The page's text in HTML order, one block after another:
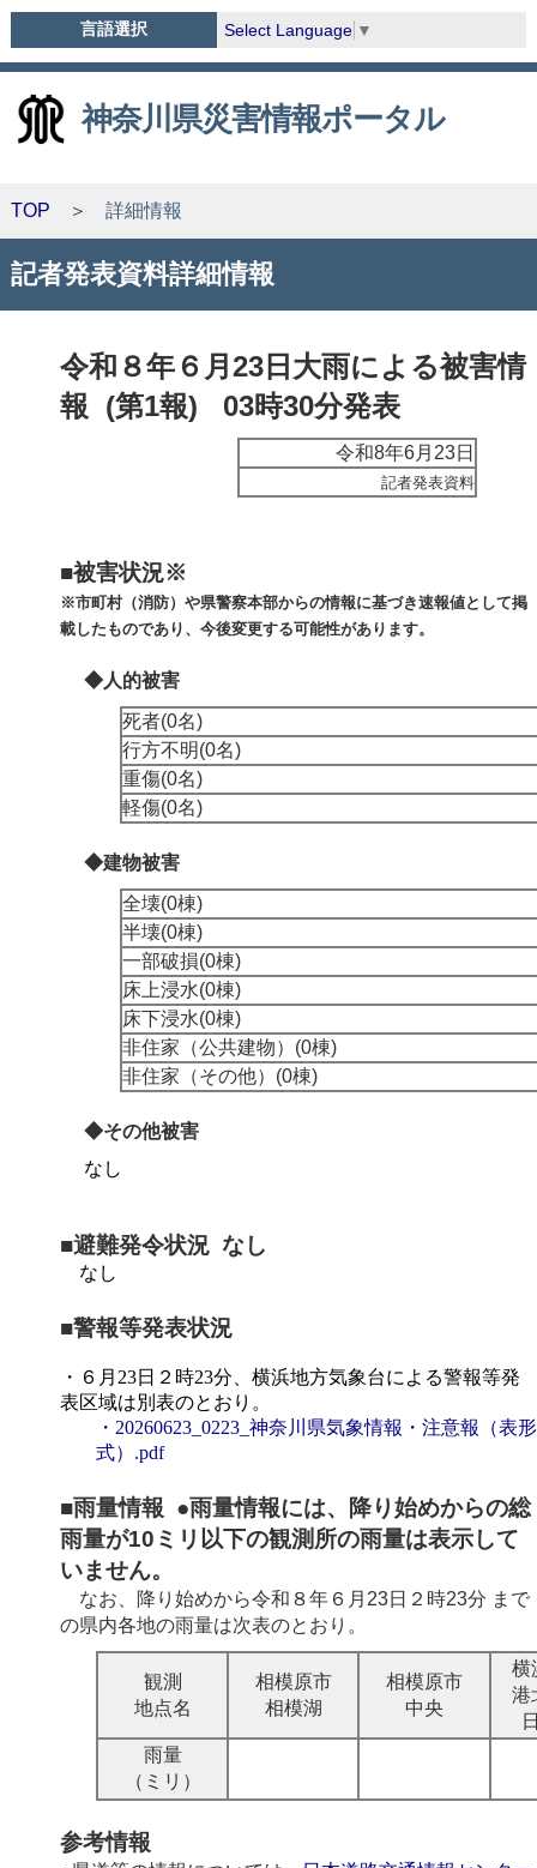
言語選択 Select Language ▼
神奈川県災害情報ポータル
TOP 詳細情報
記者発表資料詳細情報
令和８年６月23日大雨による被害情
報 (第1報) 03時30分発表
令和8年6月23日
記者発表資料
■被害状況※
※市町村（消防）や県警察本部からの情報に基づき速報値として掲
載したものであり、今後変更する可能性があります。
◆人的被害
死者(0名)
行方不明(0名)
重傷(0名)
軽傷(0名)
◆建物被害
全壊(0棟)
半壊(0棟)
一部破損(0棟)
床上浸水(0棟)
床下浸水(0棟)
非住家（公共建物）(0棟)
非住家（その他）(0棟)
◆その他被害
なし
■避難発令状況 なし
なし
■警報等発表状況
・６月23日２時23分、横浜地方気象台による警報等発
表区域は別表のとおり。
・20260623_0223_神奈川県気象情報・注意報（表形
式）.pdf
■雨量情報 ●雨量情報には、降り始めからの総
雨量が10ミリ以下の観測所の雨量は表示して
いません。
なお、降り始めから令和８年６月23日２時23分 まで
の県内各地の雨量は次表のとおり。
観測
地点名
相模原市
相模湖
相模原市
中央
横
港
雨量
（ミリ）
参考情報